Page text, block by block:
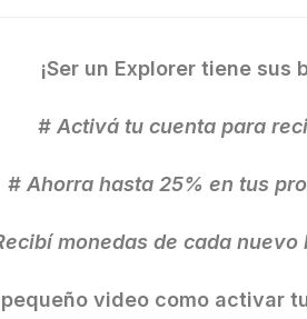
¡Ser un Explorer tiene sus
# Activá tu cuenta para
# Ahorra hasta 25% en tus
monedas de cada
video como activar